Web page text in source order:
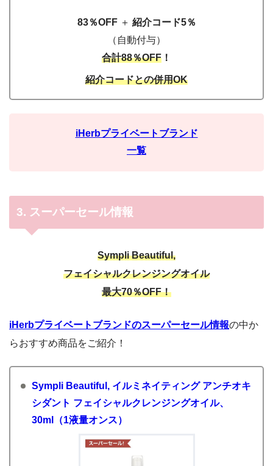
83％OFF＋ 紹介コード5％
（自動付与）
合計88％OFF ！
紹介コードとの併用OK
iHerbプライベートブランド
一覧
3. スーパーセール情報
Sympli Beautiful,
フェイシャルクレンジングオイル
最大70％OFF！
iHerbプライベートブランドのスーパーセール情報の中か
らおすすめ商品をご紹介！
Sympli Beautiful, イルミネイティング アンチオキ
シダント フェイシャルクレンジングオイル、
30ml（1液量オンス）